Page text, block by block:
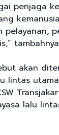
penjaga
pelayanan,
akan
lintas
lalu